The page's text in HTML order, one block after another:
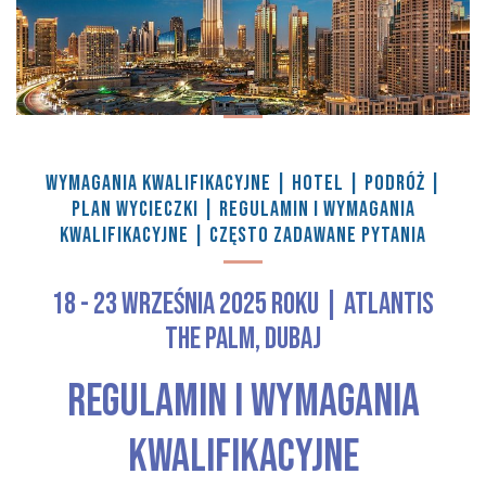
WYMAGANIA KWALIFIKACYJNE HOTEL PODRÓŻ
PLAN WYCIECZKI
REGULAMIN I WYMAGANIA
KWALIFIKACYJNE
CZĘSTO ZADAWANE PYTANIA
18 - 23 września 2025 roku | Atlantis
The Palm, Dubaj
REGULAMIN I WYMAGANIA
KWALIFIKACYJNE